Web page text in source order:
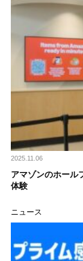
2025.11.06
アマゾンのホール
体験
ニュース